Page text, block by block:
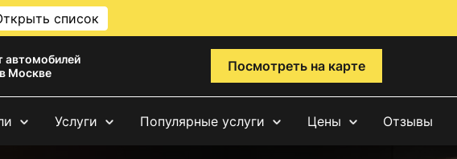
список
автомобилей
Москве
Посмотреть на карте
Услуги Популярные услуги Цены Отзывы